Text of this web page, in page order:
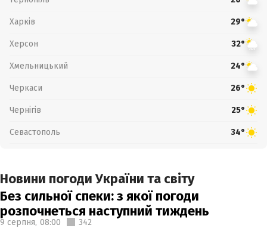
Харків 29°
Херсон 32°
Хмельницький 24°
Черкаси 26°
Чернігів 25°
Севастополь 34°
Новини погоди України та світу
Без сильної спеки: з якої погоди
розпочнеться наступний тиждень
9 серпня, 08:00 342